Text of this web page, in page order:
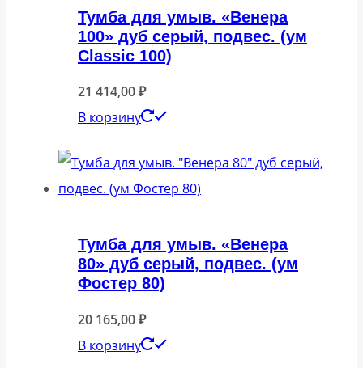
Тумба для умыв. «Венера
100» дуб серый, подвес. (ум
Classic 100)
21 414,00₽
В корзину
Тумба для умыв. «Венера
80» дуб серый, подвес. (ум
Фостер 80)
20 165,00₽
В корзину